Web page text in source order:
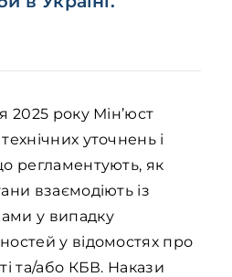
2025 року Мін’юст
уточнень і
регламентують, як
взаємодіють із
у випадку
у відомостях про
та/або КБВ. Накази